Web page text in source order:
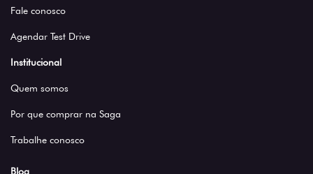
Fale conosco
Agendar Test Drive
Institucional
Quem somos
Por que comprar na Saga
Trabalhe conosco
Blog